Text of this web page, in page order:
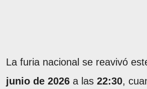
La furia nacional se reavivó
junio de 2026 a las 22:30,